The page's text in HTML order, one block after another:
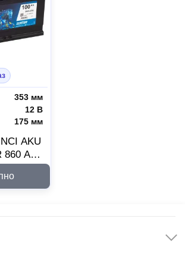
353 мм
12 В
175 мм
AKU
860 A